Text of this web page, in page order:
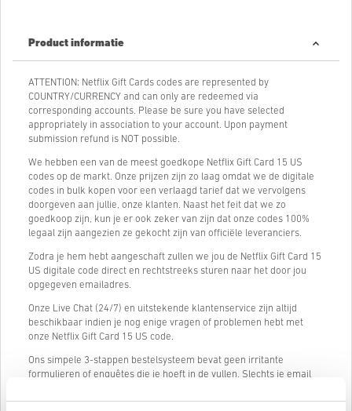
Product informatie
ATTENTION: Netflix Gift Cards codes are represented by
COUNTRY/CURRENCY and can only are redeemed via
corresponding accounts. Please be sure you have selected
appropriately in association to your account. Upon payment
submission refund is NOT possible.
We hebben een van de meest goedkope Netflix Gift Card 15 US
codes op de markt. Onze prijzen zijn zo laag omdat we de digitale
codes in bulk kopen voor een verlaagd tarief dat we vervolgens
doorgeven aan jullie, onze klanten. Naast het feit dat we zo
goedkoop zijn, kun je er ook zeker van zijn dat onze codes 100%
legaal zijn aangezien ze gekocht zijn van officiële leveranciers.
Zodra je hem hebt aangeschaft zullen we jou de Netflix Gift Card 15
US digitale code direct en rechtstreeks sturen naar het door jou
opgegeven emailadres.
Onze Live Chat (24/7) en uitstekende klantenservice zijn altijd
beschikbaar indien je nog enige vragen of problemen hebt met
onze Netflix Gift Card 15 US code.
Ons simpele 3-stappen bestelsysteem bevat geen irritante
formulieren of enquêtes die je hoeft in de vullen. Slechts je email
Netflix Gift Card 15 US van livecards.net zo snel en simpel maakt.